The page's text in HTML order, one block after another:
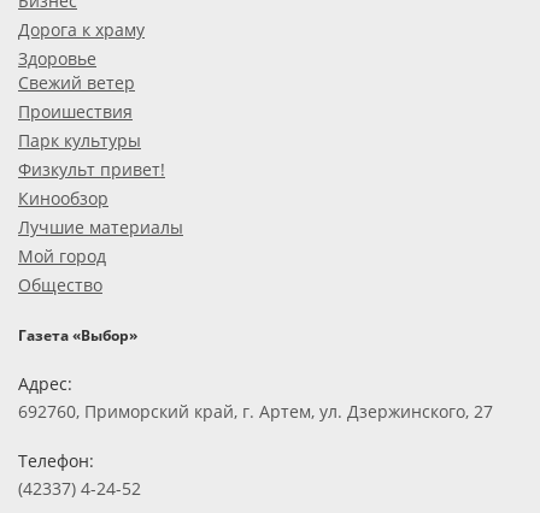
Дорога к храму
Здоровье
Свежий ветер
Проишествия
Парк культуры
Физкульт привет!
Кинообзор
Лучшие материалы
Мой город
Общество
Газета «Выбор»
Адрес:
692760, Приморский край, г. Артем, ул. Дзержинского, 27
Телефон:
(42337) 4-24-52